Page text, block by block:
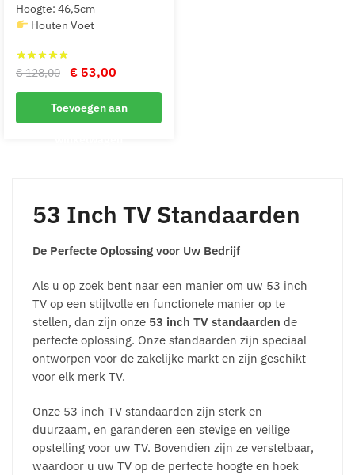
Hoogte: 46,5cm
Houten Voet
€128,00
Oorspronkelijke
prijs
was:
€ 53,00
prijs
is:
Toevoegen aan
53 Inch TV Standaarden
De Perfecte Oplossing voor Uw Bedrijf
Als u op zoek bent naar een manier om uw 53 inch
TV op een stijlvolle en functionele manier op te
stellen, dan zijn onze 53 inch TV standaarden de
perfecte oplossing. Onze standaarden zijn speciaal
ontworpen voor de zakelijke markt en zijn geschikt
voor elk merk TV.
Onze 53 inch TV standaarden zijn sterk en
duurzaam, en garanderen een stevige en veilige
opstelling voor uw TV. Bovendien zijn ze verstelbaar,
waardoor u uw TV op de perfecte hoogte en hoek